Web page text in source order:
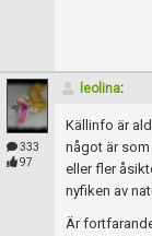
333
97
leolina:
Källinfo är
något är
eller fler
nyfiken av
Är